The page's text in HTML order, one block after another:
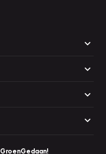
GroenGedaan!